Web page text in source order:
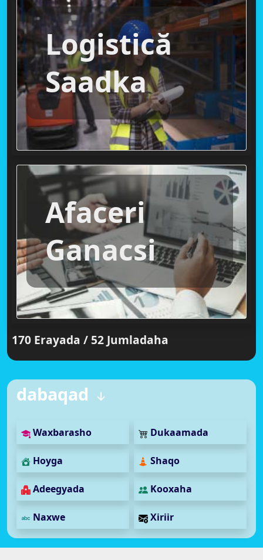
Logistică
Saadka
Afaceri
Ganacsi
170 Erayada / 52 Jumladaha
dabaqad
Waxbarasho Dukaamada
Hoyga Shaqo
Adeegyada Kooxaha
Naxwe Xiriir